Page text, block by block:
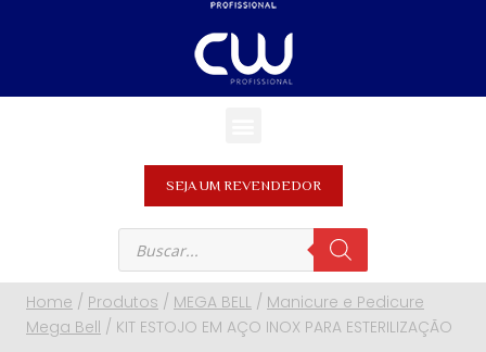
SEJA UM REVENDEDOR
Home / Produtos / MEGA BELL / Manicure e Pedicure
Mega Bell / KIT ESTOJO EM AÇO INOX PARA ESTERILIZAÇÃO